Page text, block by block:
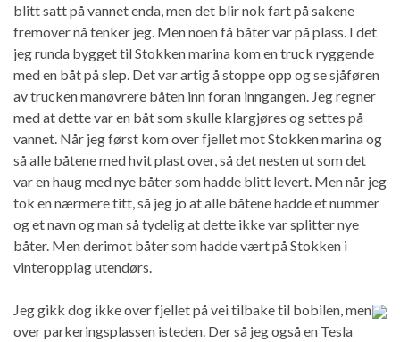
blitt satt på vannet enda, men det blir nok fart på sakene
fremover nå tenker jeg. Men noen få båter var på plass. I det
jeg runda bygget til Stokken marina kom en truck ryggende
med en båt på slep. Det var artig å stoppe opp og se sjåføren
av trucken manøvrere båten inn foran inngangen. Jeg regner
med at dette var en båt som skulle klargjøres og settes på
vannet. Når jeg først kom over fjellet mot Stokken marina og
så alle båtene med hvit plast over, så det nesten ut som det
var en haug med nye båter som hadde blitt levert. Men når jeg
tok en nærmere titt, så jeg jo at alle båtene hadde et nummer
og et navn og man så tydelig at dette ikke var splitter nye
båter. Men derimot båter som hadde vært på Stokken i
vinteropplag utendørs.
Jeg gikk dog ikke over fjellet på vei tilbake til bobilen, men
over parkeringsplassen isteden. Der så jeg også en Tesla